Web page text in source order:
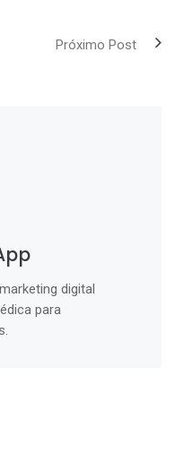
Próximo Post
digital
para